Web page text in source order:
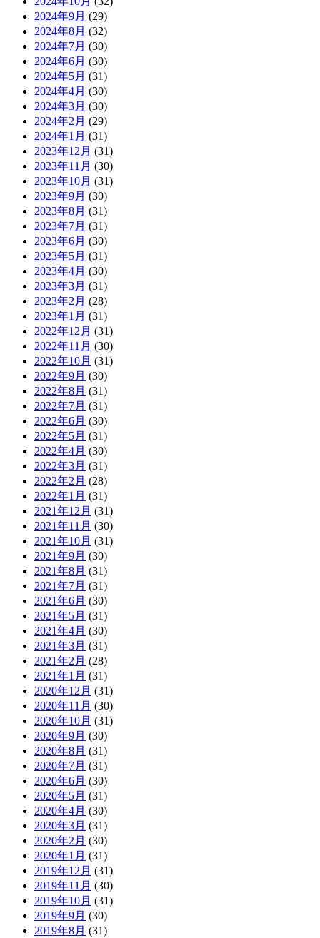
2024年9月 (29)
2024年8月 (32)
2024年7月 (30)
2024年6月 (30)
2024年5月 (31)
2024年4月 (30)
2024年3月 (30)
2024年2月 (29)
2024年1月 (31)
2023年12月 (31)
2023年11月 (30)
2023年10月 (31)
2023年9月 (30)
2023年8月 (31)
2023年7月 (31)
2023年6月 (30)
2023年5月 (31)
2023年4月 (30)
2023年3月 (31)
2023年2月 (28)
2023年1月 (31)
2022年12月 (31)
2022年11月 (30)
2022年10月 (31)
2022年9月 (30)
2022年8月 (31)
2022年7月 (31)
2022年6月 (30)
2022年5月 (31)
2022年4月 (30)
2022年3月 (31)
2022年2月 (28)
2022年1月 (31)
2021年12月 (31)
2021年11月 (30)
2021年10月 (31)
2021年9月 (30)
2021年8月 (31)
2021年7月 (31)
2021年6月 (30)
2021年5月 (31)
2021年4月 (30)
2021年3月 (31)
2021年2月 (28)
2021年1月 (31)
2020年12月 (31)
2020年11月 (30)
2020年10月 (31)
2020年9月 (30)
2020年8月 (31)
2020年7月 (31)
2020年6月 (30)
2020年5月 (31)
2020年4月 (30)
2020年3月 (31)
2020年2月 (30)
2020年1月 (31)
2019年12月 (31)
2019年11月 (30)
2019年10月 (31)
2019年9月 (30)
2019年8月 (31)